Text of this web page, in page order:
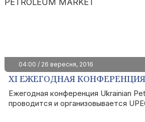
04:00 / 26 вересня, 2016
XI ЕЖЕГОДНАЯ КОНФЕРЕНЦИЯ
PETROLEUM MARKET
Ежегодная конференция Ukrainian
проводится и организовывается